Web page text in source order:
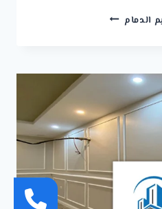
الدمام مقاول
ت
0541309913
بناء
دورين
في
الظهران